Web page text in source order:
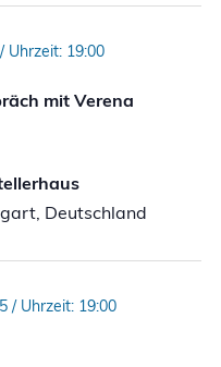
mit Verena
Uhrzeit: 19:00
Deutschland
/ Uhrzeit: 19:00